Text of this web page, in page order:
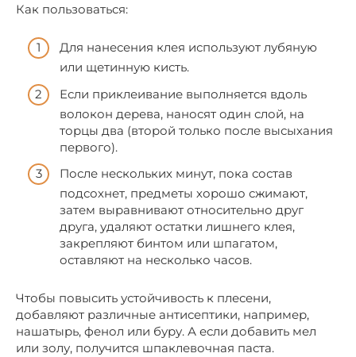
Как пользоваться:
Для нанесения клея используют лубяную
или щетинную кисть.
Если приклеивание выполняется вдоль
волокон дерева, наносят один слой, на
торцы два (второй только после высыхания
первого).
После нескольких минут, пока состав
подсохнет, предметы хорошо сжимают,
затем выравнивают относительно друг
друга, удаляют остатки лишнего клея,
закрепляют бинтом или шпагатом,
оставляют на несколько часов.
Чтобы повысить устойчивость к плесени,
добавляют различные антисептики, например,
нашатырь, фенол или буру. А если добавить мел
или золу, получится шпаклевочная паста.